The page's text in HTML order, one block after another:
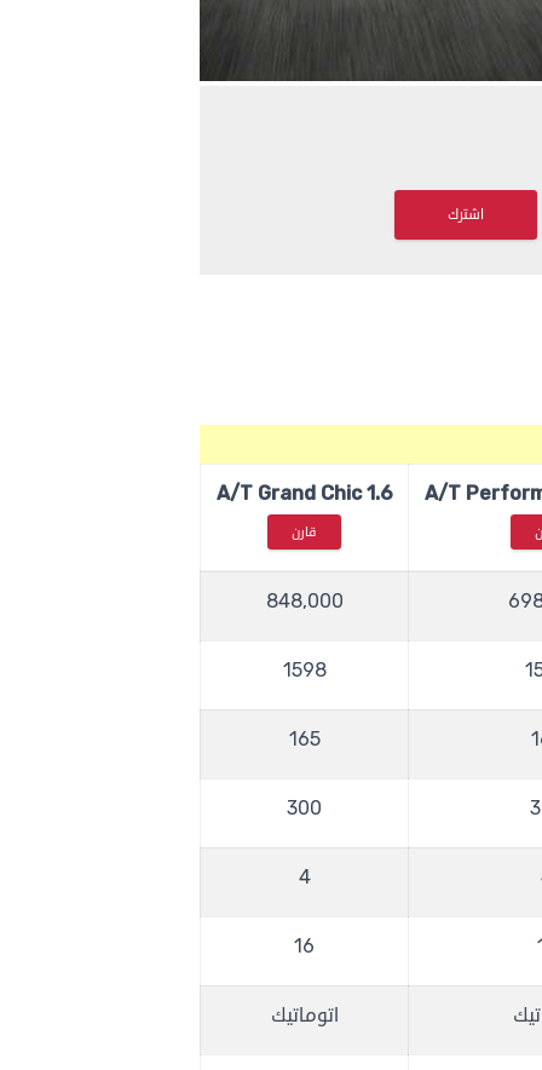
اشترك
1.6 A/T Grand Chic
قارن
848,000
1598
165
300
4
16
اتوماتيك